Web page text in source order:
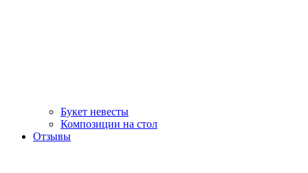
Букет невесты
Композиции на стол
Отзывы